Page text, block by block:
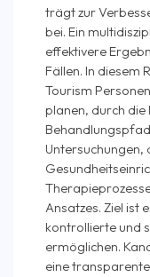
trägt zur
bei. Ein
effektivere
Fällen. In diesem
Tourism
planen, durch
Untersuchungen,
Ansatzes. Ziel ist
kontrollierte und
ermöglichen.
eine